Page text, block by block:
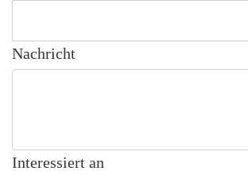
Nachricht
Interessiert an